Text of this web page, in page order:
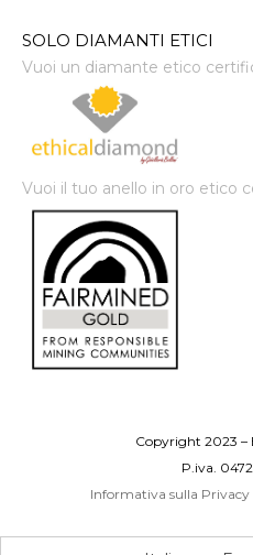
SOLO DIAMANTI ETICI
Vuoi un diamante etico
Vuoi il tuo anello in oro etico
Copyright 2023 –
P.iva.
Informativa sulla Privacy